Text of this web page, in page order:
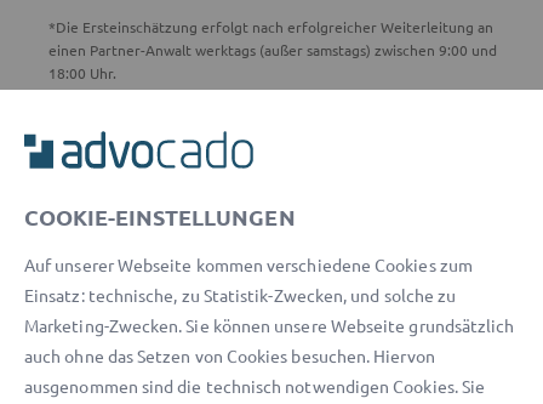
*Die Ersteinschätzung erfolgt nach erfolgreicher Weiterleitung an
einen Partner-Anwalt werktags (außer samstags) zwischen 9:00 und
18:00 Uhr.
ADVOCADO SERVICE
E-Mail:service@advocado.com
COOKIE-EINSTELLUNGEN
Auf unserer Webseite kommen verschiedene Cookies zum
Einsatz: technische, zu Statistik-Zwecken, und solche zu
Marketing-Zwecken. Sie können unsere Webseite grundsätzlich
auch ohne das Setzen von Cookies besuchen. Hiervon
ausgenommen sind die technisch notwendigen Cookies. Sie